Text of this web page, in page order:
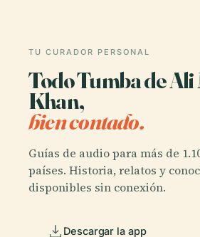
TU CURADOR PERSONAL
Todo Tumba de
Khan,
bien contado.
Guías de audio para más de
países. Historia, relatos y
disponibles sin conexión.
Descargar la app